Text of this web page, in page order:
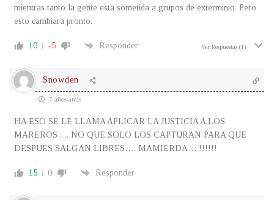
mientras tanto la gente esta sometida a grupos de exterminio. Pero
esto cambiara pronto.
10 -5 Responder Ver Respuestas (1)
Snowden
7 años atrás
HA ESO SE LE LLAMA APLICAR LA JUSTICIA A LOS
MAREROS…. NO QUE SOLO LOS CAPTURAN PARA QUE
DESPUES SALGAN LIBRES…. MAMIERDA….!!!!!!
15 0 Responder